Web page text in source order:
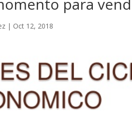
para
| Oct 12, 2018